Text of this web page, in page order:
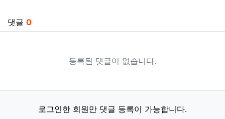
댓글 0
등록된 댓글이 없습니다.
로그인한 회원만 댓글 등록이 가능합니다.